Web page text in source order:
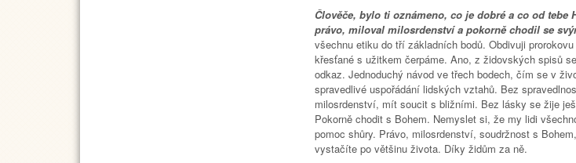
Člověče, bylo ti oznámeno, co je dobré a co od tebe
právo, miloval milosrdenství a pokorně chodil se
všechnu etiku do tří základních bodů. Obdivuji
křesťané s užitkem čerpáme. Ano, z židovských spisů
odkaz. Jednoduchý návod ve třech bodech, čím se v
spravedlivé uspořádání lidských vztahů. Bez
milosrdenství, mít soucit s bližními. Bez lásky se žije
Pokorně chodit s Bohem. Nemyslet si, že my lidi
pomoc shůry. Právo, milosrdenství, soudržnost s
vystačíte po většinu života. Díky židům za ně.